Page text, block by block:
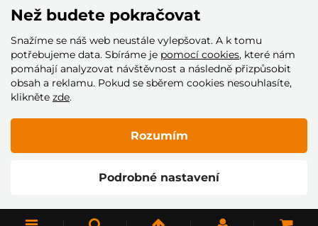
Přijímáme tyto platební karty
© 2005–2026 Helia Trade s.r.o.
Než budete pokračovat
Snažíme se náš web neustále vylepšovat. A k tomu
potřebujeme data. Sbíráme je pomocí cookies, které nám
pomáhají analyzovat návštěvnost a následně přizpůsobit
obsah a reklamu. Pokud se sběrem cookies nesouhlasíte,
klikněte zde.
Podrobné nastavení
Rozumím